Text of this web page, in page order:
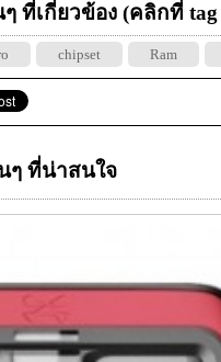
ที่เกี่ยวข้อง (คลิกที่
chipset Ram
ๆ ที่น่าสนใจ